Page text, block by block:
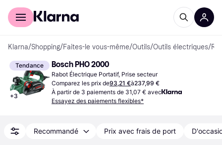
Acheter avec Klarna
Klarna/Shopping/Faites-le vous-même/Outils/Outils électriques/
Tendance
+3
Bosch PHO 2000
Rabot Électrique Portatif, Prise secteur
Comparez les prix de93,21 €à237,99 €
À partir de 3 paiements de 31,07 € avec
Essayez des paiements flexibles*
Recommandé Prix avec frais de port